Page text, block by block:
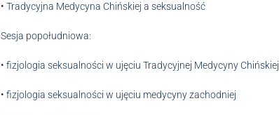
• Tradycyjna Medycyna Chińskiej a seksualność
Sesja popołudniowa:
• fizjologia seksualności w ujęciu Tradycyjnej Medycyny Chińskiej
• fizjologia seksualności w ujęciu medycyny zachodniej